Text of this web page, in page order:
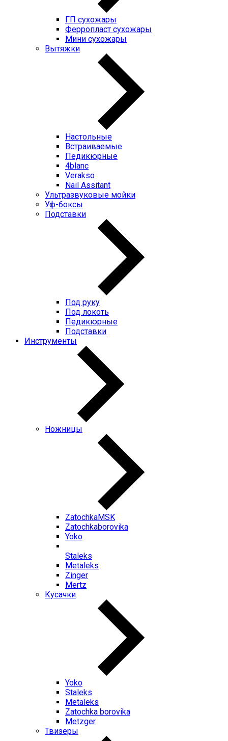
ГП cухожары
Ферропласт cухожары
Мини cухожары
Вытяжки
Настольные
Встраиваемые
Педикюрные
4blanc
Verakso
Nail Assitant
Ультразвуковые мойки
Уф-боксы
Подставки
Под руку
Под локоть
Педикюрные
Подставки
Инструменты
Ножницы
ZatochkaMSK
Zatochkaborovika
Yoko
Staleks
Metaleks
Zinger
Mertz
Кусачки
Yoko
Staleks
Metaleks
Zatochka borovika
Metzger
Твизеры